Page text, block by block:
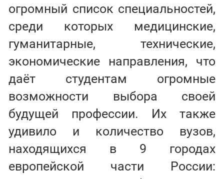
огромный список специальностей,
среди которых медицинские,
гуманитарные, технические,
экономические направления, что
даёт студентам огромные
возможности выбора своей
будущей профессии. Их также
удивило и количество вузов,
находящихся в 9 городах
европейской части России: